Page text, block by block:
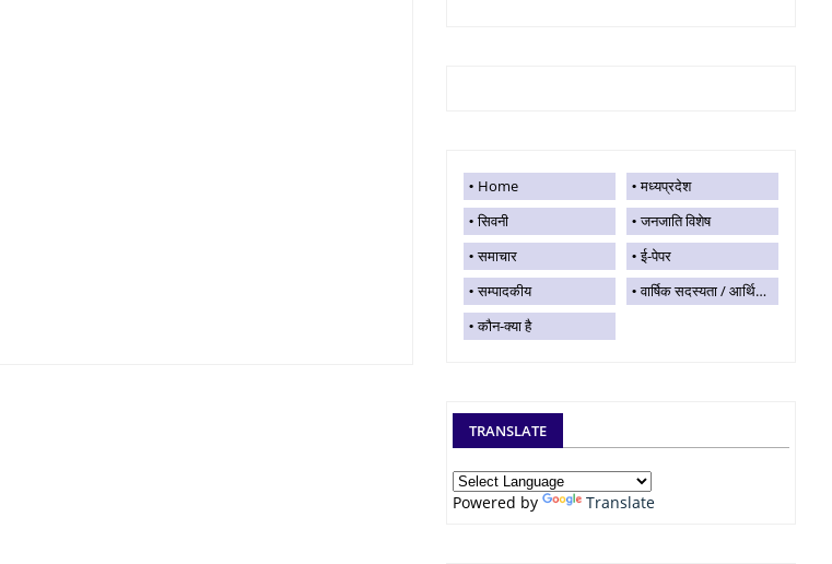
Home
मध्यप्रदेश
सिवनी
जनजाति विशेष
समाचार
ई-पेपर
सम्पादकीय
वार्षिक सदस्यता / आर्थिक सहयोग
कौन-क्या है
TRANSLATE
Powered by Translate